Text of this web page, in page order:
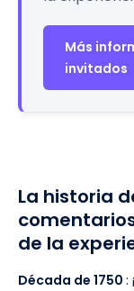
Más
invitados
La historia
de la
Década de 1750 :